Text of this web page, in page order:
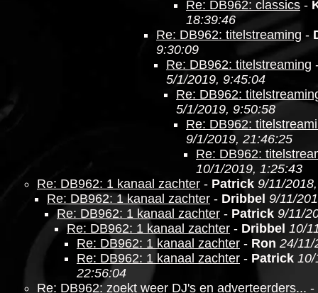
Re: DB962: classics -
18:39:46
Re: DB962: titelstreaming -
9:30:09
Re: DB962: titelstreaming
5/1/2019, 9:45:04
Re: DB962:
5/1/2019, 9:50:58
Re: DB962:
9/1/2019, 21:46:25
Re: DB962:
10/1/2019, 1:25:43
Re: DB962: 1 kanaal zachter - Patrick 9/11/
Re: DB962: 1 kanaal zachter - Dribbel 9/11/
Re: DB962: 1 kanaal zachter - Patrick 9/11/
Re: DB962: 1 kanaal zachter - Dribbel 10/
Re: DB962: 1 kanaal zachter - Ron 24/11/
Re: DB962: 1 kanaal zachter - Patrick 10/
22:56:04
Re: DB962: zoekt weer DJ's en adverteerders... -